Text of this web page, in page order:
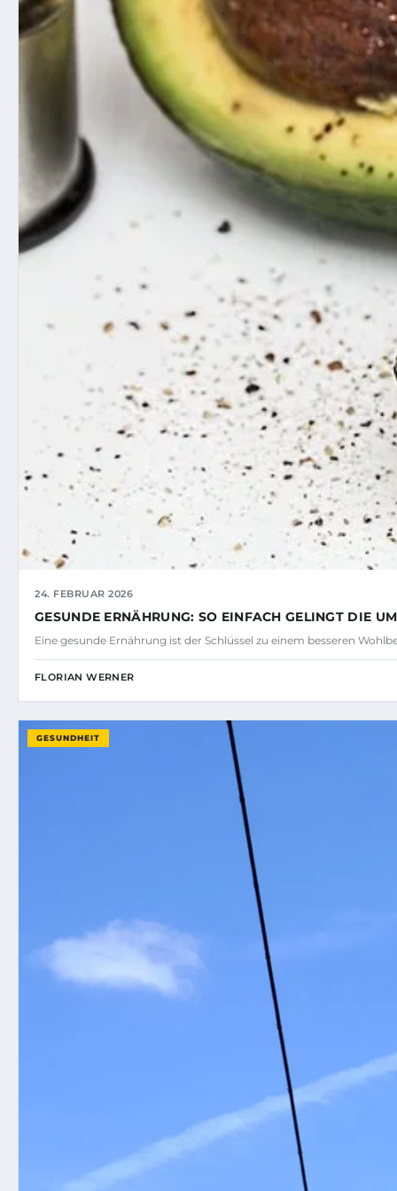
24. FEBRUAR 2026
GESUNDE ERNÄHRUNG: SO EINFACH GELINGT DIE
Eine gesunde Ernährung ist der Schlüssel zu einem besseren
FLORIAN WERNER
GESUNDHEIT